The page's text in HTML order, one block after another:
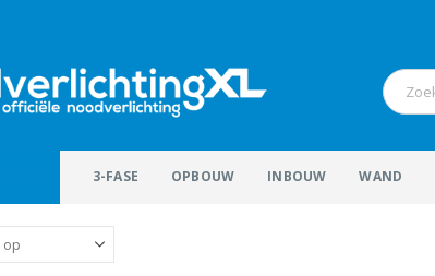
3-FASE OPBOUW INBOUW WAND